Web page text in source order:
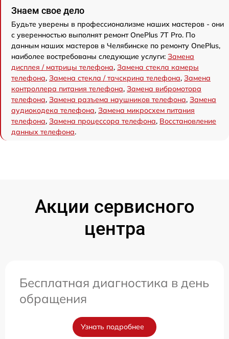
Знаем свое дело
Будьте уверены в профессионализме наших мастеров - они
с уверенностью выполнят ремонт OnePlus 7T Pro. По
данным наших мастеров в Челябинске по ремонту OnePlus,
наиболее востребованы следующие услуги: Замена
дисплея / матрицы телефона, Замена стекла камеры
телефона, Замена стекла / тачскрина телефона, Замена
контроллера питания телефона, Замена вибромотора
телефона, Замена разъема наушников телефона, Замена
аудиокодека телефона, Замена микросхем питания
телефона, Замена процессора телефона, Восстановление
данных телефона.
Акции сервисного
центра
Бесплатная диагностика в день
обращения
Узнать подробнее